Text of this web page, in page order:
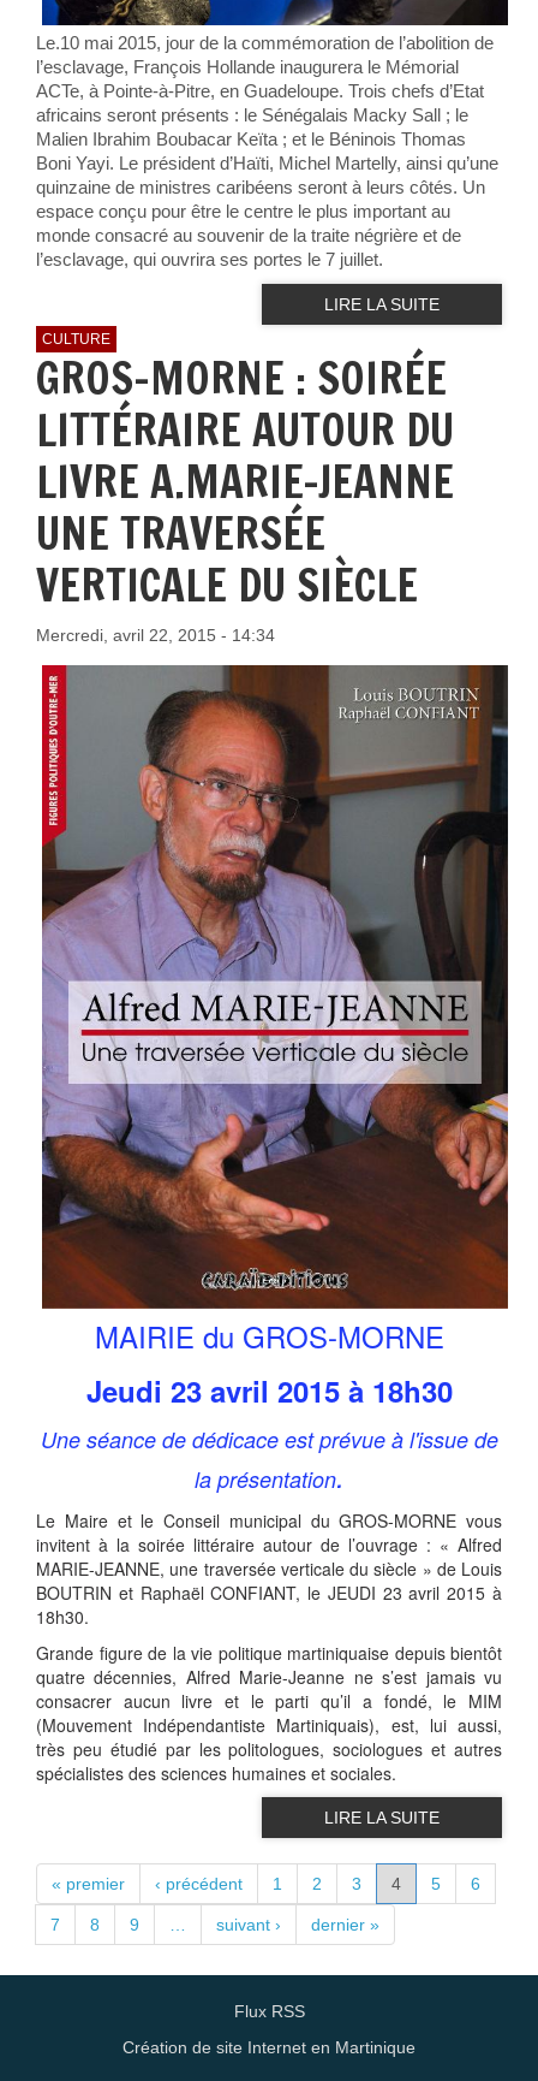
Le.10 mai 2015, jour de la commémoration de l’abolition de
l’esclavage, François Hollande inaugurera le Mémorial
ACTe, à Pointe-à-Pitre, en Guadeloupe. Trois chefs d’Etat
africains seront présents : le Sénégalais Macky Sall ; le
Malien Ibrahim Boubacar Keïta ; et le Béninois Thomas
Boni Yayi. Le président d’Haïti, Michel Martelly, ainsi qu’une
quinzaine de ministres caribéens seront à leurs côtés. Un
espace conçu pour être le centre le plus important au
monde consacré au souvenir de la traite négrière et de
l’esclavage, qui ouvrira ses portes le 7 juillet.
LIRE LA SUITE
CULTURE
GROS-MORNE : SOIRÉE
LITTÉRAIRE AUTOUR DU
LIVRE A.MARIE-JEANNE
UNE TRAVERSÉE
VERTICALE DU SIÈCLE
Mercredi, avril 22, 2015 - 14:34
MAIRIE du GROS-MORNE
Jeudi 23 avril 2015 à 18h30
Une séance de dédicace est prévue à l'issue de
la présentation.
Le Maire et le Conseil municipal du GROS-MORNE vous
invitent à la soirée littéraire autour de l’ouvrage : « Alfred
MARIE-JEANNE, une traversée verticale du siècle » de Louis
BOUTRIN et Raphaël CONFIANT, le JEUDI 23 avril 2015 à
18h30.
Grande figure de la vie politique martiniquaise depuis bientôt
quatre décennies, Alfred Marie-Jeanne ne s’est jamais vu
consacrer aucun livre et le parti qu’il a fondé, le MIM
(Mouvement Indépendantiste Martiniquais), est, lui aussi,
très peu étudié par les politologues, sociologues et autres
spécialistes des sciences humaines et sociales.
LIRE LA SUITE
PAGES
« premier ‹ précédent 1 2 3 4 5 6
7 8 9 suivant › dernier »
Flux RSS
Création de site Internet en Martinique